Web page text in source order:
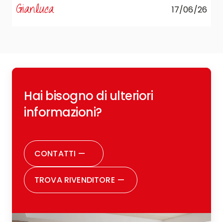
Gianluca 17/06/26
Hai bisogno di ulteriori
informazioni?
CONTATTI —
TROVA RIVENDITORE —